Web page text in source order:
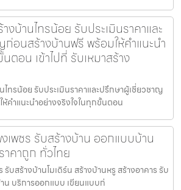
งบ้านไทรน้อย รับประเมินราคาและ
อนสร้างบ้านฟรี พร้อมให้คำแนะนำ
ตอน เข้าไปที่ รับเหมาสร้าง
ทรน้อย รับประเมินราคาและปรึกษาผู้เชี่ยวชาญ
คำแนะนำอย่างจริงใจในทุกขั้นตอน
เพชร รับสร้างบ้าน ออกแบบบ้าน
าคาถูก ทั่วไทย
บสร้างบ้านโมเดิร์น สร้างบ้านหรู สร้างอาคาร รับ
น บริการออกแบบ เขียนแบบก่